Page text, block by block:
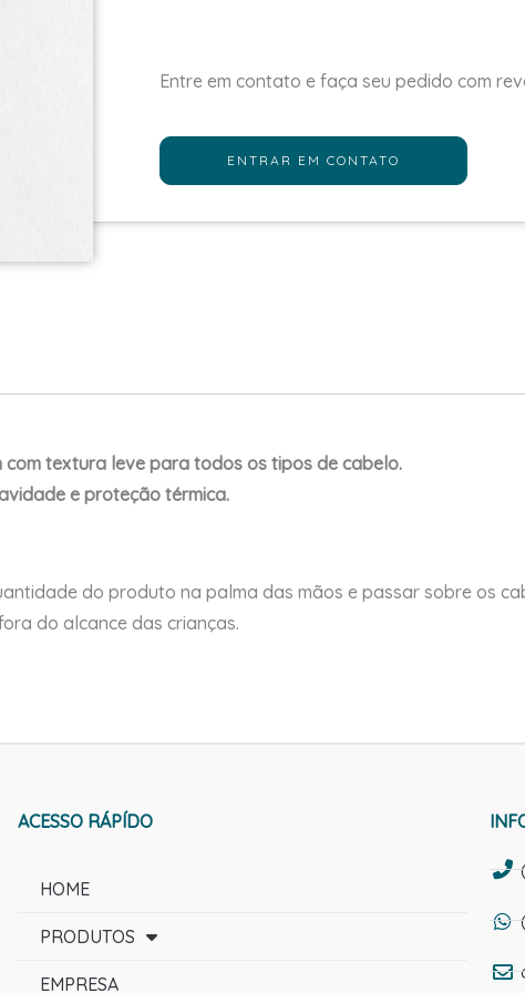
Entre em contato e faça seu pedido com
ENTRAR EM CONTATO
com textura leve para todos os tipos de cabelo.
e proteção térmica.
do produto na palma das mãos e passar sobre os
do alcance das crianças.
ACESSO RÁPÍDO
HOME
PRODUTOS
EMPRESA